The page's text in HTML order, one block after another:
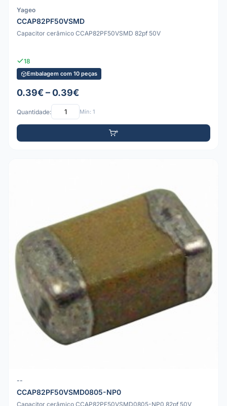
Yageo
CCAP82PF50VSMD
Capacitor cerâmico CCAP82PF50VSMD 82pf 50V
18
Embalagem com 10 peças
0.39€ – 0.39€
Quantidade: Mín: 1
--
CCAP82PF50VSMD0805-NP0
Capacitor cerâmico CCAP82PF50VSMD0805-NP0 82pf 50V